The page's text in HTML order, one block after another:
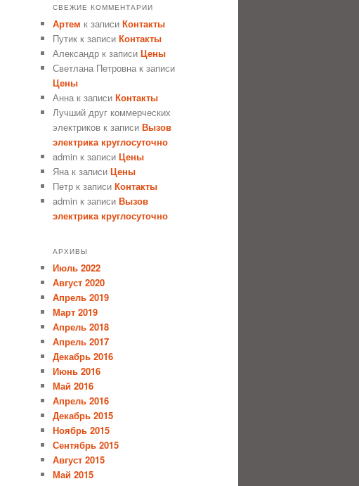
СВЕЖИЕ КОММЕНТАРИИ
Артем к записи Контакты
Путик к записи Контакты
Александр к записи Цены
Светлана Петровна к записи
Цены
Анна к записи Контакты
Лучший друг коммерческих
электриков к записи Вызов
электрика круглосуточно
admin к записи Цены
Яна к записи Цены
Петр к записи Контакты
admin к записи Вызов
электрика круглосуточно
АРХИВЫ
Июль 2022
Август 2020
Апрель 2019
Март 2019
Апрель 2018
Апрель 2017
Декабрь 2016
Июнь 2016
Май 2016
Апрель 2016
Декабрь 2015
Ноябрь 2015
Сентябрь 2015
Август 2015
Май 2015